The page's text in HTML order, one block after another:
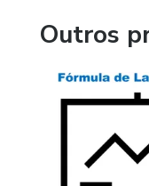
Outros